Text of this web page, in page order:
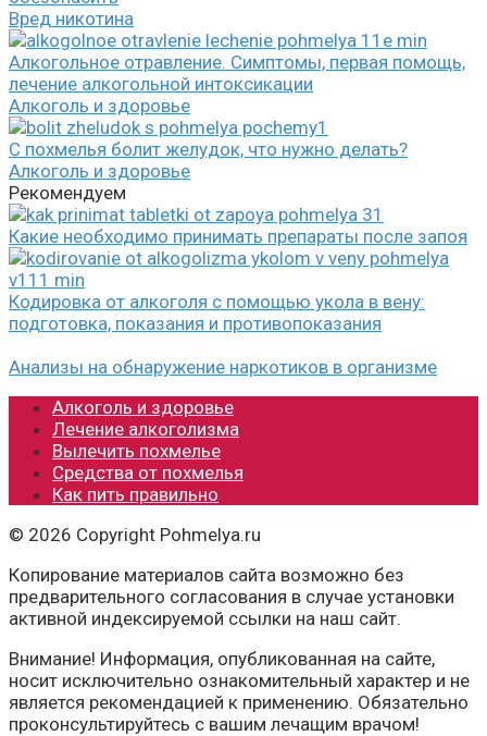
Вред никотина
Алкогольное отравление. Симптомы, первая помощь,
лечение алкогольной интоксикации
Алкоголь и здоровье
С похмелья болит желудок, что нужно делать?
Алкоголь и здоровье
Рекомендуем
Какие необходимо принимать препараты после запоя
Кодировка от алкоголя с помощью укола в вену:
подготовка, показания и противопоказания
Анализы на обнаружение наркотиков в организме
Алкоголь и здоровье
Лечение алкоголизма
Вылечить похмелье
Средства от похмелья
Как пить правильно
© 2026 Copyright Pohmelya.ru
Копирование материалов сайта возможно без
предварительного согласования в случае установки
активной индексируемой ссылки на наш сайт.
Внимание! Информация, опубликованная на сайте,
носит исключительно ознакомительный характер и не
является рекомендацией к применению. Обязательно
проконсультируйтесь с вашим лечащим врачом!